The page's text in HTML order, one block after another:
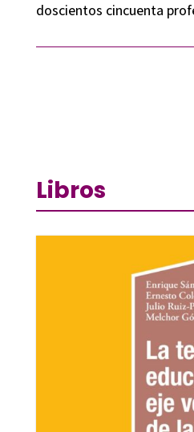
doscientos cincuenta
Libros